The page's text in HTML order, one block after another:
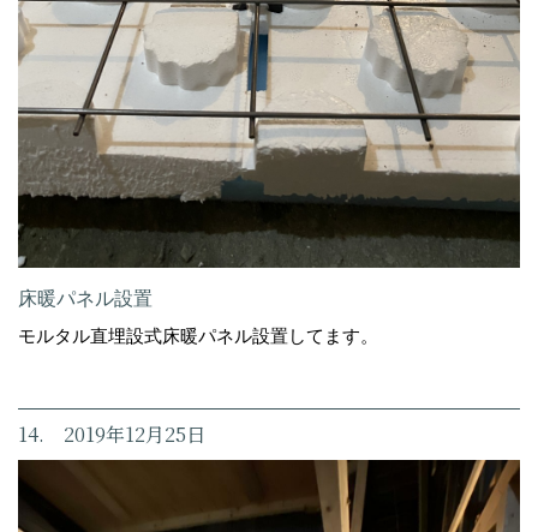
床暖パネル設置
モルタル直埋設式床暖パネル設置してます。
14. 2019年12月25日